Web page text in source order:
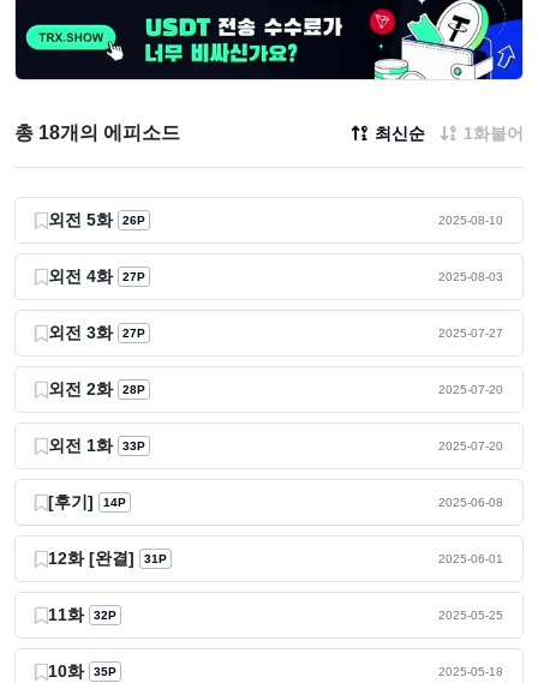
총 18개의 에피소드 최신순 1화붙어
외전 5화 26P 2025-08-10
외전 4화 27P 2025-08-03
외전 3화 27P 2025-07-27
외전 2화 28P 2025-07-20
외전 1화 33P 2025-07-20
[후기] 14P 2025-06-08
12화 [완결] 31P 2025-06-01
11화 32P 2025-05-25
10화 35P 2025-05-18